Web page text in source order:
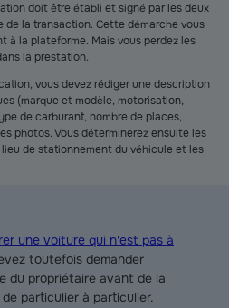
doit être établi et signé par les deux
de la transaction. Cette démarche vous
à la plateforme. Mais vous perdez les
la prestation.
vous devez rédiger une description
(marque et modèle, motorisation,
de carburant, nombre de places,
photos. Vous déterminerez ensuite les
de stationnement du véhicule et les
une voiture qui n'est pas à
toutefois demander
du propriétaire avant de la
particulier à particulier.